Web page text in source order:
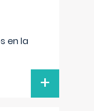
en la
+